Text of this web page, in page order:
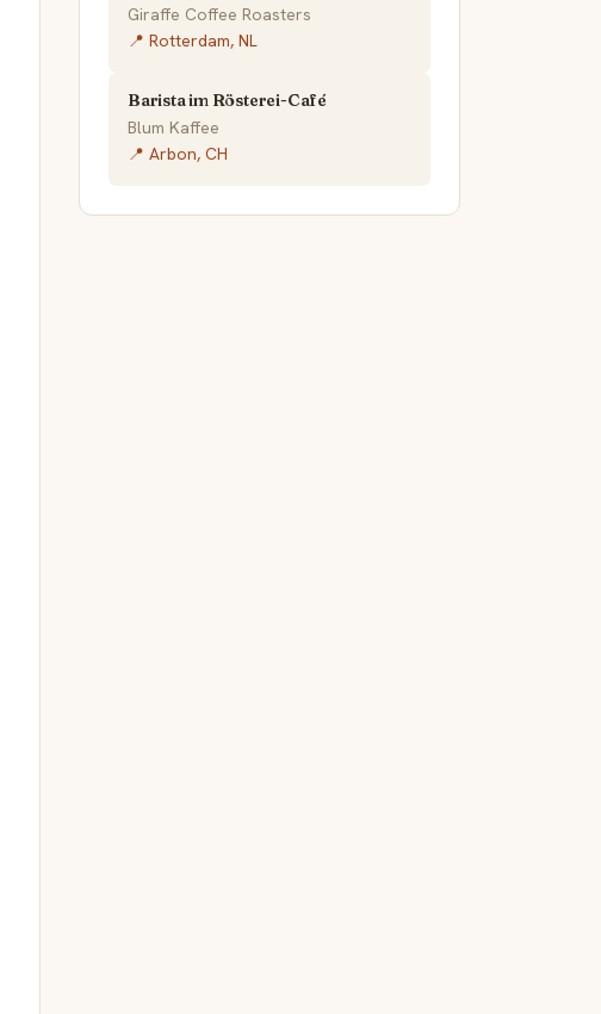
Giraffe Coffee Roasters
📍 Rotterdam, NL
Barista im Rösterei-Café
Blum Kaffee
📍 Arbon, CH